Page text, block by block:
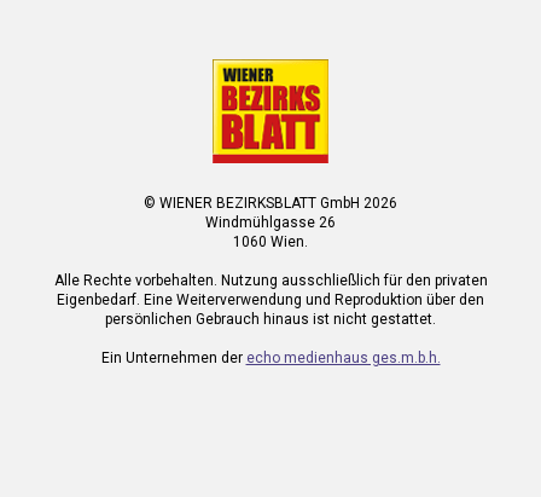
© WIENER BEZIRKSBLATT GmbH 2026
Windmühlgasse 26
1060 Wien.
Alle Rechte vorbehalten. Nutzung ausschließlich für den privaten
Eigenbedarf. Eine Weiterverwendung und Reproduktion über den
persönlichen Gebrauch hinaus ist nicht gestattet.
Ein Unternehmen der echo medienhaus ges.m.b.h.